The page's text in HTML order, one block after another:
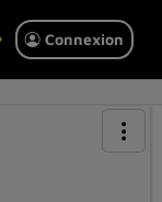
Connexion